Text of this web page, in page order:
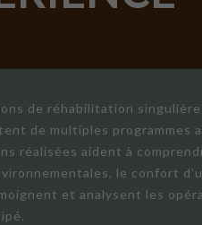
de réhabilitation
de multiples programmes
réalisées aident à
le confort
et analysent les